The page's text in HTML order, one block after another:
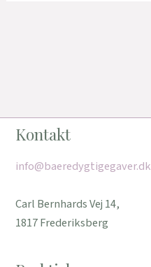
Kontakt
info@baeredygtigegaver.dk
Carl Bernhards Vej 14,
1817 Frederiksberg